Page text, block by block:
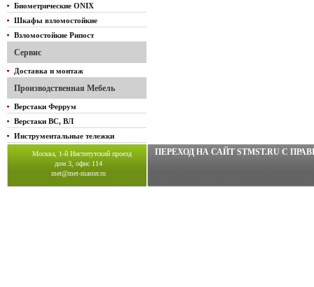
Биометрические ONIX
Шкафы взломостойкие
Взломостойкие Рипост
Сервис
Доставка и монтаж
Производственная Мебель
Верстаки Феррум
Верстаки ВС, ВЛ
Инструментальные тележки
Москва, 1-й Институтский проезд
дом 3, офис 114
met@met-master.ru
ПЕРЕХОД НА САЙТ STMST.RU C